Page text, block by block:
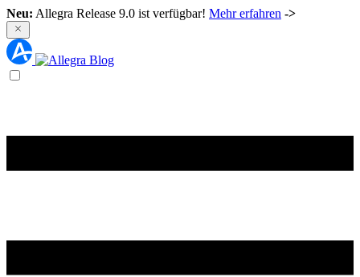
Neu: Allegra Release 9.0 ist verfügbar! Mehr erfahren ->